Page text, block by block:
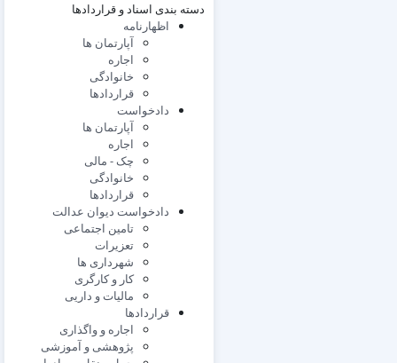
دسته بندی اسناد و قراردادها
اظهارنامه
آپارتمان ها
اجاره
خانوادگی
قراردادها
دادخواست
آپارتمان ها
اجاره
چک - مالی
خانوادگی
قراردادها
دادخواست دیوان عدالت
تامین اجتماعی
تعزیرات
شهرداری ها
کار و کارگری
مالیات و داریی
قراردادها
اجاره و واگذاری
پژوهشی و آموزشی